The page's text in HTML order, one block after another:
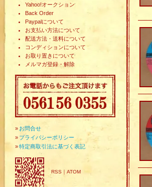
Yahoo!オークション
Back Order
Paypalについて
お支払い方法について
配送方法・送料について
コンディションについて
お取り置きについて
メルマガ登録・解除
» お問合せ
» プライバシーポリシー
»特定商取引法に基づく表記
RSS ｜ ATOM